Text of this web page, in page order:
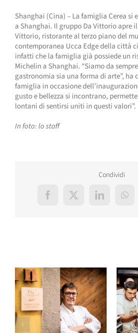
Shanghai (Cina) – La famiglia Cerea si
a Shanghai. Il gruppo Da Vittorio apre il
Vittorio, ristorante al terzo piano del
contemporanea Ucca Edge della città
infatti che la famiglia già possiede un
Michelin a Shanghai. “Siamo da
gastronomia sia una forma di arte”, ha
famiglia in occasione
gusto e bellezza si incontrano,
lontani di sentirsi uniti in questi valori”.
In foto: lo staff
Condividi
Facebook
X LinkedIn